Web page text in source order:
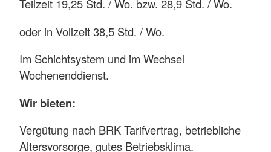
Teilzeit 19,25 Std. / Wo. bzw. 28,9 Std. / Wo.
oder in Vollzeit 38,5 Std. / Wo.
Im Schichtsystem und im Wechsel
Wochenenddienst.
Wir bieten:
Vergütung nach BRK Tarifvertrag, betriebliche
Altersvorsorge, gutes Betriebsklima.